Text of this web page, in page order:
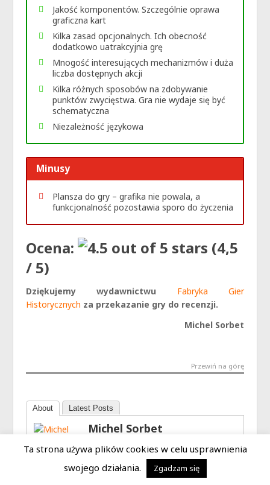
Jakość komponentów. Szczególnie oprawa
graficzna kart
Kilka zasad opcjonalnych. Ich obecność
dodatkowo uatrakcyjnia grę
Mnogość interesujących mechanizmów i duża
liczba dostępnych akcji
Kilka różnych sposobów na zdobywanie
punktów zwycięstwa. Gra nie wydaje się być
schematyczna
Niezależność językowa
Minusy
Plansza do gry – grafika nie powala, a
funkcjonalność pozostawia sporo do życzenia
Ocena:
(4,5
/ 5)
Dziękujemy wydawnictwu Fabryka Gier
Historycznych za przekazanie gry do recenzji.
Michel Sorbet
Przewiń na górę
About Latest Posts
Michel Sorbet
Ma dwie Ojczyzny (Polska i Francja),
ale jedno serce. Przygodę z
planszówkami zaczął jeszcze w
czasach gier wydawanych przez Sferę,
Ta strona używa plików cookies w celu usprawnienia
swojego działania.
Zgadzam się